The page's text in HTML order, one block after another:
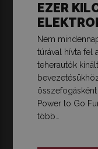
EZER
Nem
túrával hívta fel
teherautók
Power to Go
több…